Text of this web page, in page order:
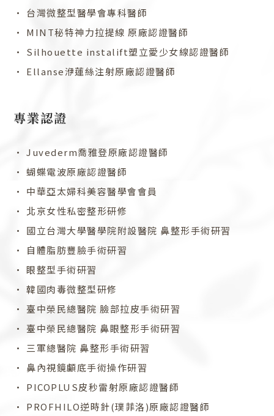
• 台灣微整型醫學會專科醫師
• MINT秘特神力拉提線 原廠認證醫師
• Silhouette instalift塑立愛少女線認證醫師
• Ellanse洢蓮絲注射原廠認證醫師
專業認證
• Juvederm喬雅登原廠認證醫師
• 蝴蝶電波原廠認證醫師
• 中華亞太婦科美容醫學會會員
• 北京女性私密整形研修
• 國立台灣大學醫學院附設醫院 鼻整形手術研習
• 自體脂肪豐臉手術研習
• 眼整型手術研習
• 韓國肉毒微整型研修
• 臺中榮民總醫院 臉部拉皮手術研習
• 臺中榮民總醫院 鼻眼整形手術研習
• 三軍總醫院 鼻整形手術研習
• 鼻內視鏡顱底手術操作研習
• PICOPLUS皮秒雷射原廠認證醫師
• PROFHILO逆時針(璞菲洛)原廠認證醫師